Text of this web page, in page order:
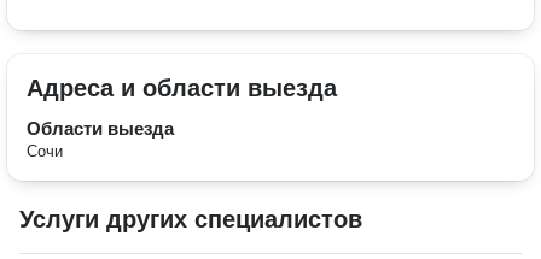
Адреса и области выезда
Области выезда
Сочи
Услуги других специалистов